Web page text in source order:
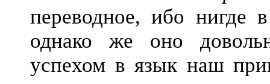
переводное, ибо нигде
однако же оно
успехом в язык наш